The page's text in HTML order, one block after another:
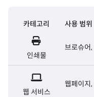
카테고리 사용 범위
인쇄물
브로슈어,
웹 서비스
웹페이지